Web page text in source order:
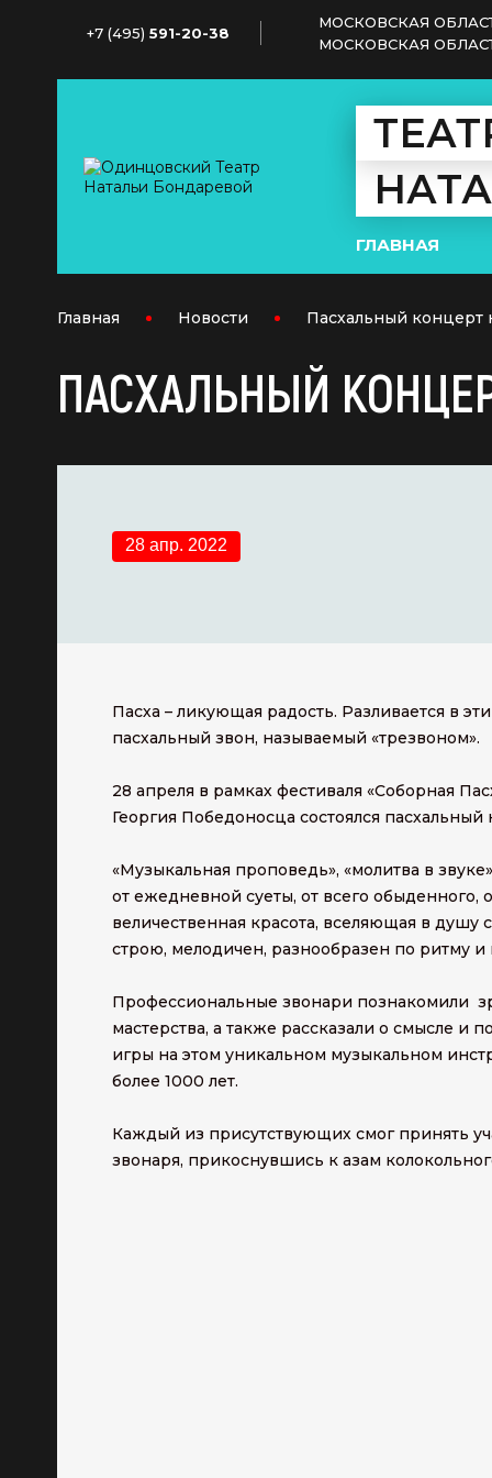
+7 (495) 591-20-38
МОСКОВСКАЯ
МОСКОВСКАЯ
ГЛАВНАЯ
Главная Новости Пасхальный концерт
ПАСХАЛЬНЫЙ
28 апр. 2022
Пасха – ликующая радость. Разливается в
пасхальный звон, называемый «трезвоном».
28 апреля в рамках фестиваля «Соборная
Георгия Победоносца состоялся
«Музыкальная проповедь», «молитва в
от ежедневной суеты, от всего обыденного,
величественная красота, вселяющая в
строю, мелодичен, разнообразен по ритму и
Профессиональные звонари познакомили
мастерства, а также рассказали о смысле
игры на этом уникальном музыкальном
более 1000 лет.
Каждый из присутствующих смог принять
звонаря, прикоснувшись к азам